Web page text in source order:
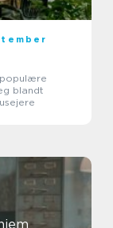
blandt